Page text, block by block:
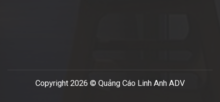
Copyright 2026 © Quảng Cáo Linh Anh ADV